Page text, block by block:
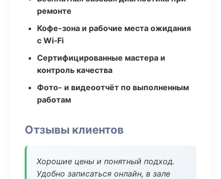
ремонте
Кофе-зона и рабочие места ожидания
с Wi‑Fi
Сертифицированные мастера и
контроль качества
Фото- и видеоотчёт по выполненным
работам
Отзывы клиентов
Хорошие цены и понятный подход.
Удобно записаться онлайн, в зале